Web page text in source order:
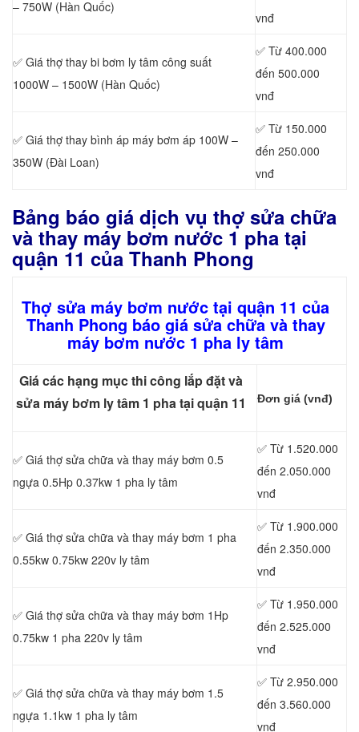
– 750W (Hàn Quốc)
vnđ
✅ Giá thợ thay bi bơm ly tâm công suất
1000W – 1500W (Hàn Quốc)
✅ Từ 400.000
đến 500.000
vnđ
✅ Giá thợ thay bình áp máy bơm áp 100W –
350W (Đài Loan)
✅ Từ 150.000
đến 250.000
vnđ
Bảng báo giá dịch vụ thợ sửa chữa
và thay máy bơm nước 1 pha tại
quận 11 của Thanh Phong
Thợ sửa máy bơm nước tại quận 11 của
Thanh Phong báo giá sửa chữa và thay
máy bơm nước 1 pha ly tâm
Giá các hạng mục thi công lắp đặt và
sửa máy bơm ly tâm 1 pha tại quận 11
Đơn giá (vnđ)
✅ Giá thợ sửa chữa và thay máy bơm 0.5
ngựa 0.5Hp 0.37kw 1 pha ly tâm
✅ Từ 1.520.000
đến 2.050.000
vnđ
✅ Giá thợ sửa chữa và thay máy bơm 1 pha
0.55kw 0.75kw 220v ly tâm
✅ Từ 1.900.000
đến 2.350.000
vnđ
✅ Giá thợ sửa chữa và thay máy bơm 1Hp
0.75kw 1 pha 220v ly tâm
✅ Từ 1.950.000
đến 2.525.000
vnđ
✅ Giá thợ sửa chữa và thay máy bơm 1.5
ngựa 1.1kw 1 pha ly tâm
✅ Từ 2.950.000
đến 3.560.000
vnđ